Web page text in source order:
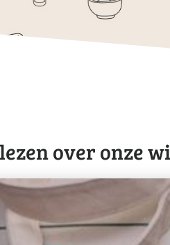
over onze